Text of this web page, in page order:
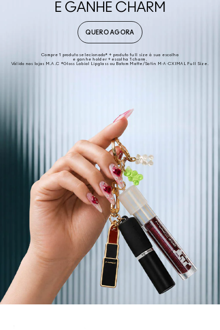
E GANHE CHARM
QUERO AGORA
Compre 1 produto selecionado* + produto full size á sua escolha
e ganhe holder + escolha 1 charm.
Válido nas lojas M.A.C *Gloss Labial Lipglass ou Batom Matte/Satin M·A·CXIMAL Full Size.